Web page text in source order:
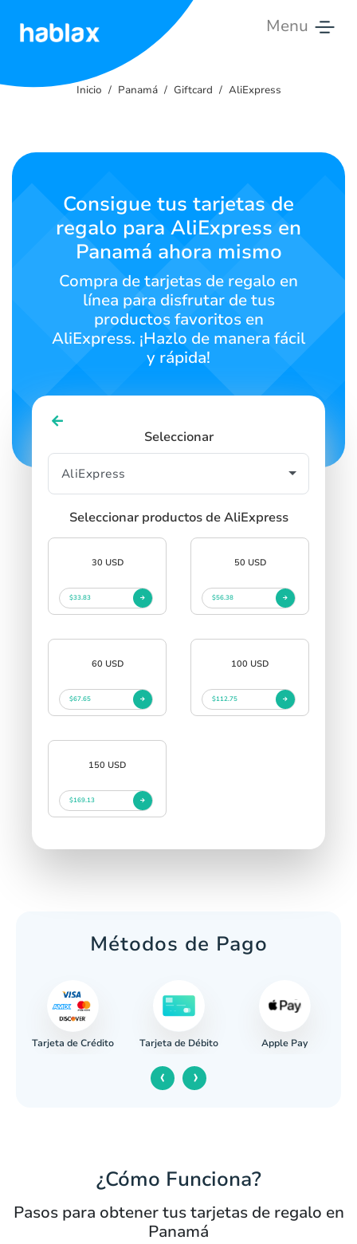
Menu
Contáctanos
Español
SIGN UP
Inicio Panamá Giftcard AliExpress
Consigue tus tarjetas de
regalo para AliExpress en
Panamá ahora mismo
Compra de tarjetas de regalo en
línea para disfrutar de tus
productos favoritos en
AliExpress. ¡Hazlo de manera fácil
y rápida!
Seleccionar
Seleccionar productos de AliExpress
30 USD
$33.83
50 USD
$56.38
60 USD
$67.65
100 USD
$112.75
150 USD
$169.13
Métodos de Pago
Tarjeta de Crédito Tarjeta de Débito Apple Pay
‹ ›
¿Cómo Funciona?
Pasos para obtener tus tarjetas de regalo en
Panamá